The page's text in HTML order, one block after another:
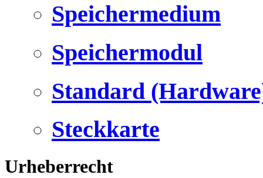
Speichermedium
Speichermodul
Standard
Steckkarte
Urheberrecht